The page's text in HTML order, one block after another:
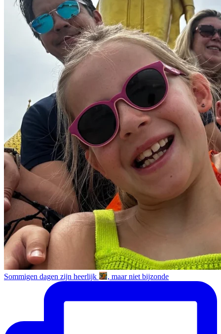
Sommigen dagen zijn heerlijk , maar niet bijzonde